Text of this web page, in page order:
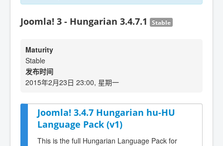
Joomla! 3 - Hungarian 3.4.7.1 Stable
Maturity
Stable
发布时间
2015年2月23日 23:00, 星期一
Joomla! 3.4.7 Hungarian hu-HU
Language Pack (v1)
This is the full Hungarian Language Pack for